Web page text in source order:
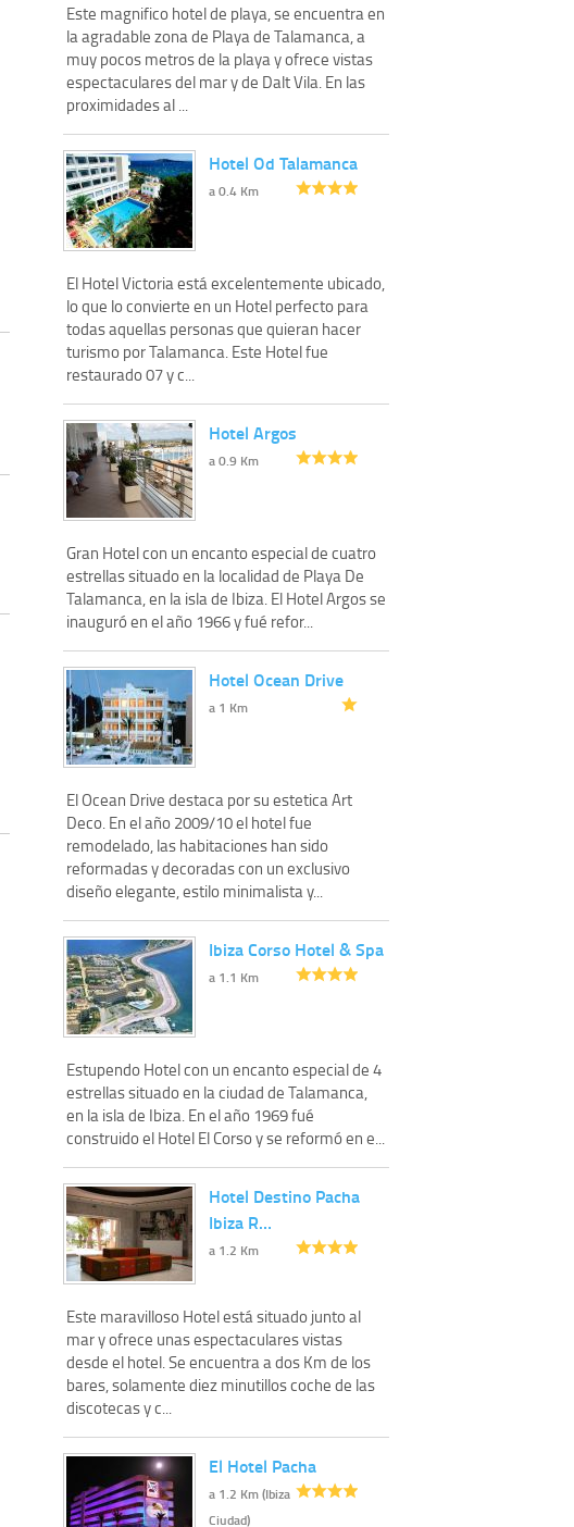
Este magnifico hotel de playa, se encuentra en
la agradable zona de Playa de Talamanca, a
muy pocos metros de la playa y ofrece vistas
espectaculares del mar y de Dalt Vila. En las
proximidades al ...
Hotel Od Talamanca
a 0.4 Km
El Hotel Victoria está excelentemente ubicado,
lo que lo convierte en un Hotel perfecto para
todas aquellas personas que quieran hacer
turismo por Talamanca. Este Hotel fue
restaurado 07 y c...
Hotel Argos
a 0.9 Km
Gran Hotel con un encanto especial de cuatro
estrellas situado en la localidad de Playa De
Talamanca, en la isla de Ibiza. El Hotel Argos se
inauguró en el año 1966 y fué refor...
Hotel Ocean Drive
a 1 Km
El Ocean Drive destaca por su estetica Art
Deco. En el año 2009/10 el hotel fue
remodelado, las habitaciones han sido
reformadas y decoradas con un exclusivo
diseño elegante, estilo minimalista y...
Ibiza Corso Hotel & Spa
a 1.1 Km
Estupendo Hotel con un encanto especial de 4
estrellas situado en la ciudad de Talamanca,
en la isla de Ibiza. En el año 1969 fué
construido el Hotel El Corso y se reformó en e...
Hotel Destino Pacha
Ibiza R…
a 1.2 Km
Este maravilloso Hotel está situado junto al
mar y ofrece unas espectaculares vistas
desde el hotel. Se encuentra a dos Km de los
bares, solamente diez minutillos coche de las
discotecas y c...
El Hotel Pacha
a 1.2 Km (Ibiza
Ciudad)